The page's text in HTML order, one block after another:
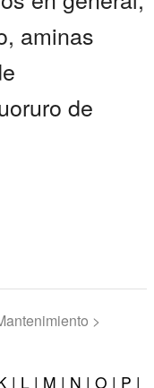
aminas
de
>
| L | M | N | O | P |